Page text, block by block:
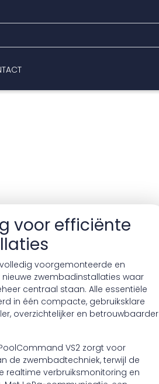
voor efficiënte
voorgemonteerde en
zwembadinstallaties waar
centraal staan. Alle essentiële
in één compacte, gebruiksklare
overzichtelijker en betrouwbaarder
VS2 zorgt voor
de zwembadtechniek, terwijl de
verbruiksmonitoring en